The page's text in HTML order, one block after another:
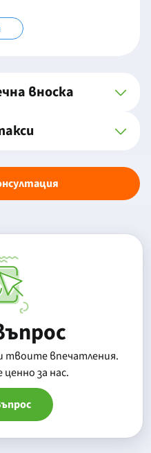
вноска
твоите впечатления.
за нас.